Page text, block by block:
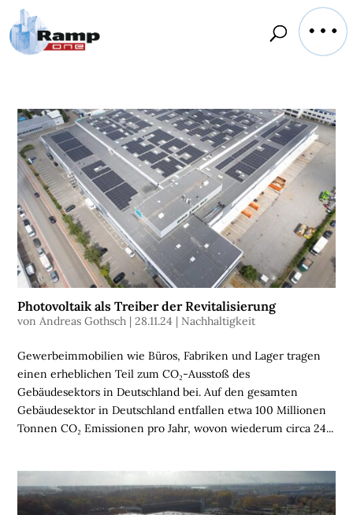
H
O
M
E
G
Photovoltaik als Treiber der Revitalisierung
vonAndreas Gothsch |28.11.24 | Nachhaltigkeit
Gewerbeimmobilien wie Büros, Fabriken und Lager tragen
einen erheblichen Teil zum CO₂-Ausstoß des
Gebäudesektors in Deutschland bei. Auf den gesamten
Gebäudesektor in Deutschland entfallen etwa 100 Millionen
Tonnen CO₂ Emissionen pro Jahr, wovon wiederum circa 24...